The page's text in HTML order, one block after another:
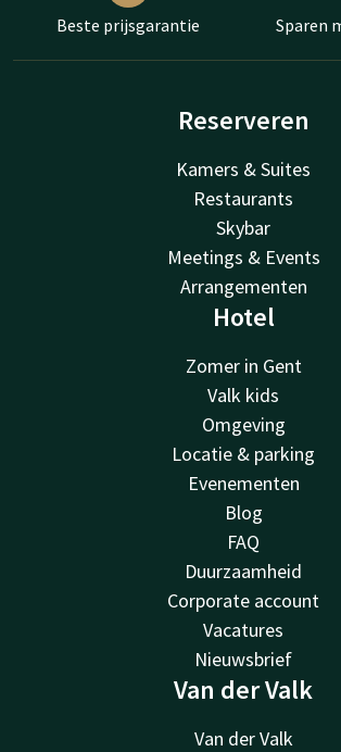
Beste prijsgarantie Sparen
Reserveren
Kamers & Suites
Restaurants
Skybar
Meetings & Events
Arrangementen
Hotel
Zomer in Gent
Valk kids
Omgeving
Locatie & parking
Evenementen
Blog
FAQ
Duurzaamheid
Corporate account
Vacatures
Nieuwsbrief
Van der Valk
Van der Valk